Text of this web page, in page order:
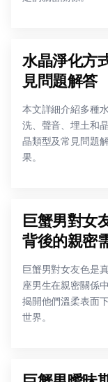
水晶淨化方
見問題解答
本文詳細介紹多種
洗、聲音、埋土和
晶類型及常見問題
果。
巨蟹男對女
背後的親密
巨蟹男對女友色是
座男生在親密關係
揭開他們溫柔表面
世界。